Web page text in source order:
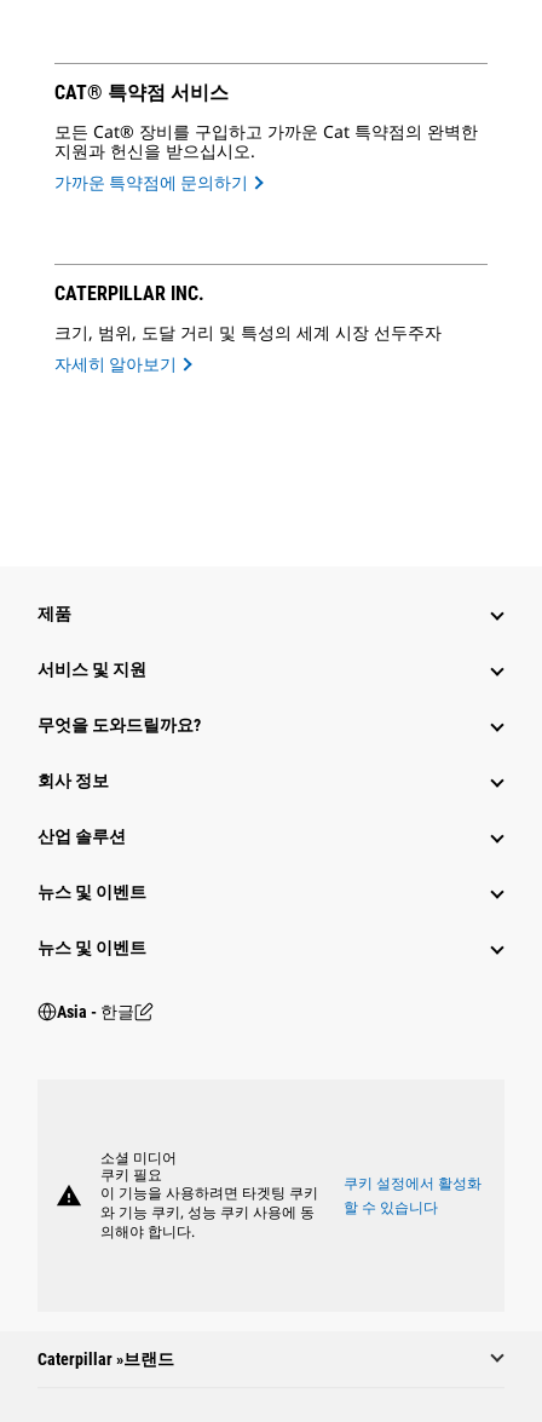
CAT® 특약점 서비스
모든 Cat® 장비를 구입하고 가까운 Cat 특약점의 완벽한
지원과 헌신을 받으십시오.
가까운 특약점에 문의하기
CATERPILLAR INC.
크기, 범위, 도달 거리 및 특성의 세계 시장 선두주자
자세히 알아보기
제품
서비스 및 지원
무엇을 도와드릴까요?
회사 정보
산업 솔루션
뉴스 및 이벤트
뉴스 및 이벤트
Asia - 한글
warning
소셜 미디어
쿠키 필요
이 기능을 사용하려면 타겟팅 쿠키
와 기능 쿠키, 성능 쿠키 사용에 동
의해야 합니다.
쿠키 설정에서 활성화
할 수 있습니다
Caterpillar »브랜드